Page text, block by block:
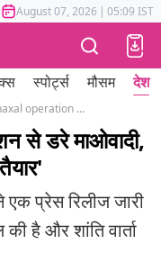
Mumbai Tak Astrotak
August 07, 2026 | 05:09 IST
स्पोर्ट्स मौसम देश
chhattisgarh telangana naxal operation cpi maoist peace talks appeal
से डरे माओवादी,
एक प्रेस रिलीज जारी
है और शांति वार्ता